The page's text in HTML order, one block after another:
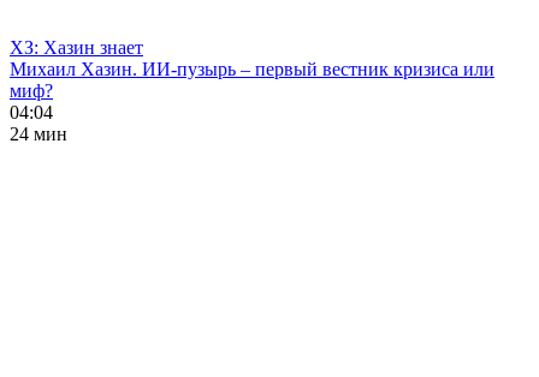
ХЗ: Хазин знает
Михаил Хазин. ИИ-пузырь – первый вестник кризиса или
миф?
04:04
24 мин